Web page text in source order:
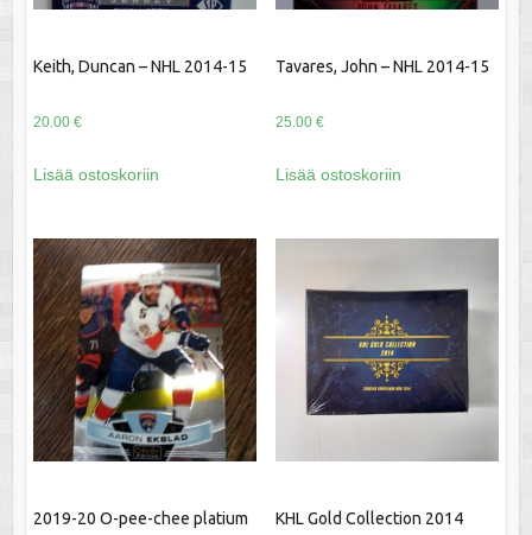
Keith, Duncan – NHL 2014-15
20.00 €
Lisää ostoskoriin
Tavares, John – NHL 2014-15
25.00 €
Lisää ostoskoriin
2019-20 O-pee-chee platium KHL Gold Collection 2014